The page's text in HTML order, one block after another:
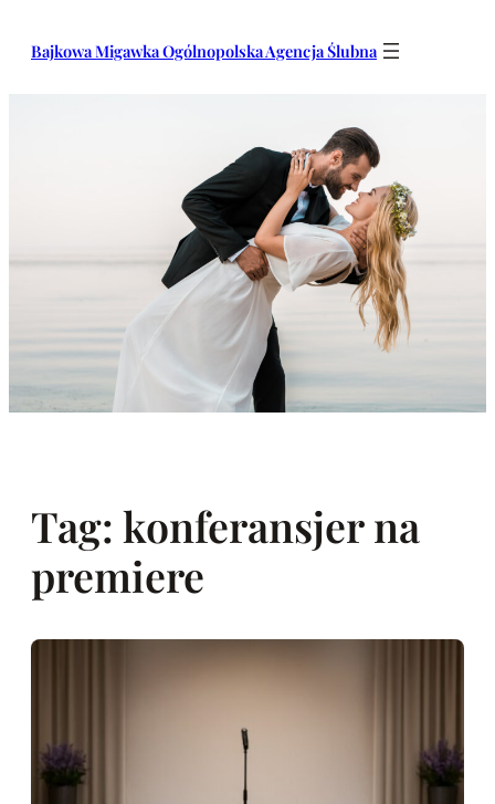
Bajkowa Migawka Ogólnopolska Agencja Ślubna
Tag: konferansjer na
premiere